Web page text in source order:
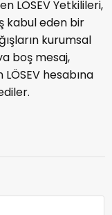
LÖSEV Yetkilileri,
kabul eden bir
kurumsal
boş mesaj,
hesabına